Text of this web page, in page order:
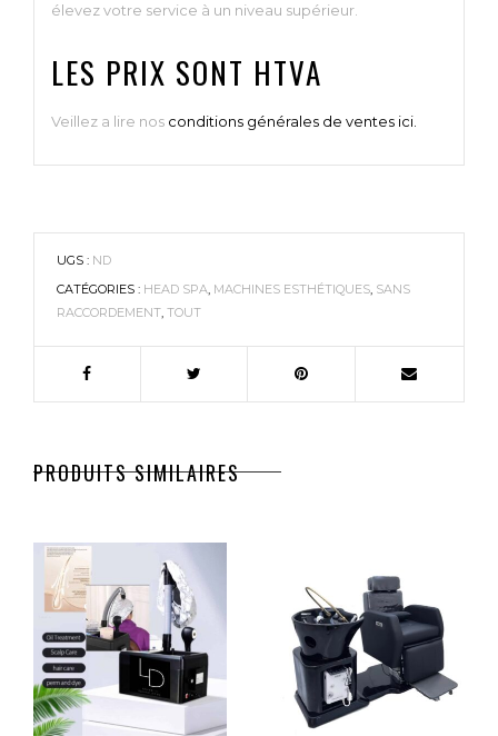
élevez votre service à un niveau supérieur.
LES PRIX SONT HTVA
Veillez a lire nos conditions générales de ventes ici.
UGS : ND
CATÉGORIES : HEAD SPA, MACHINES ESTHÉTIQUES, SANS
RACCORDEMENT, TOUT
PRODUITS SIMILAIRES